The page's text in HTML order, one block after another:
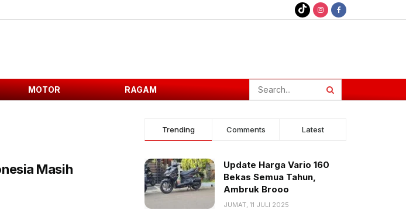
MOTOR RAGAM
Masih
Trending Comments Latest
Update Harga Vario 160
Bekas Semua Tahun,
Ambruk Brooo
JUMAT, 11 JULI 2025